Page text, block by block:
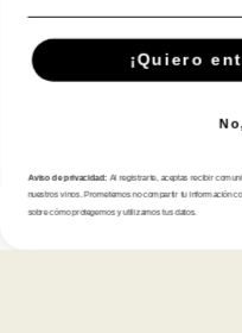
© 2026,
Disfruta con responsabilidad ·
¡Quiero
Aviso de privacidad: Al registrarte, aceptas recibir
nuestros vinos. Prometemos no compartir tu información
sobre cómo protegemos y utilizamos tus datos.